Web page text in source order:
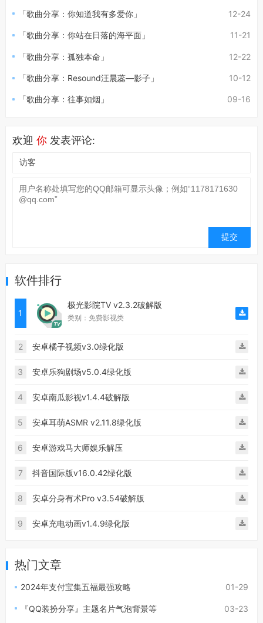
12-24
「歌曲分享：你知道我有多爱你」
11-21
「歌曲分享：你站在日落的海平面」
12-22
「歌曲分享：孤独本命」
10-12
「歌曲分享：Resound汪晨蕊—影子」
09-16
「歌曲分享：往事如烟」
欢迎 你发表评论:
软件排行
1
极光影院TV v2.3.2破解版
类别：免费影视类
2 安卓橘子视频v3.0绿化版
3 安卓乐狗剧场v5.0.4绿化版
4 安卓南瓜影视v1.4.4破解版
5 安卓耳萌ASMR v2.11.8绿化版
6 安卓游戏马大师娱乐解压
7 抖音国际版v16.0.42绿化版
8 安卓分身有术Pro v3.54破解版
9 安卓充电动画v1.4.9绿化版
热门文章
01-29
2024年支付宝集五福最强攻略
03-23
『QQ装扮分享』主题名片气泡背景等